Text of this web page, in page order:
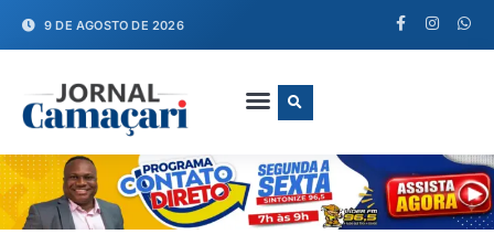
9 DE AGOSTO DE 2026